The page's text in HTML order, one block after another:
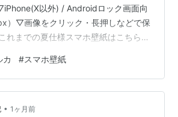
以外) / Androidロック画面向
）▽画像をクリック・長押しなどで保
れまでの夏仕様スマホ壁紙はこちら
カ #スマホ壁紙
• 1ヶ月前